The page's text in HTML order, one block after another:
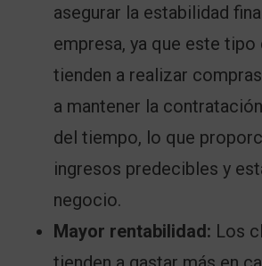
asegurar la estabilidad
empresa, ya que este
tienden a realizar
a mantener la
del tiempo, lo que
ingresos predecibles y
negocio.
Mayor rentabilidad: Los